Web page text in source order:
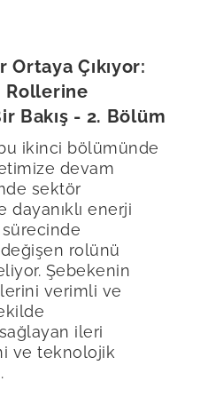
Çıkıyor:
Rollerine
Bakış - 2. Bölüm
bu ikinci bölümünde
devam
sektör
dayanıklı enerji
rolünü
Şebekenin
verimli ve
ileri
ve teknolojik